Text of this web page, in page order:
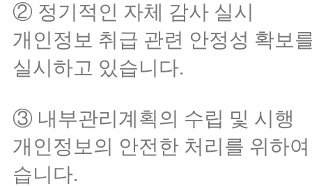
② 정기적인 자체 감사 실시
개인정보 취급 관련 안정성 확보
실시하고 있습니다.
③ 내부관리계획의 수립 및 시행
개인정보의 안전한 처리를 위하
습니다.